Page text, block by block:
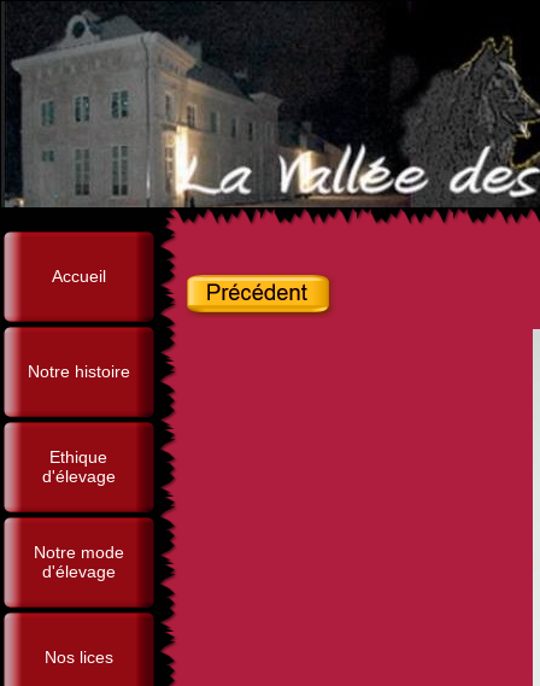
Accueil
Notre histoire
Ethique
d'élevage
Notre mode
d'élevage
Nos lices